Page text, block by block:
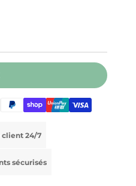
client 24/7
sécurisés